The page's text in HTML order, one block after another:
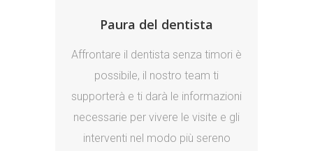
Paura del dentista
Affrontare il dentista senza timori è
possibile, il nostro team ti
supporterà e ti darà le informazioni
necessarie per vivere le visite e gli
interventi nel modo più sereno